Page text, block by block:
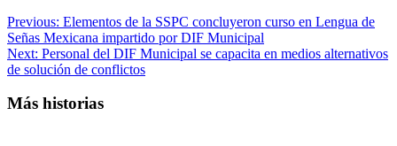
Previous: Elementos de la SSPC concluyeron curso en Lengua de
Señas Mexicana impartido por DIF Municipal
Next: Personal del DIF Municipal se capacita en medios alternativos
de solución de conflictos
Más historias